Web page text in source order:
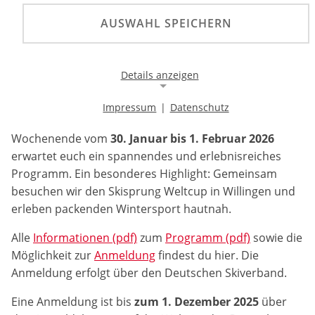
kennenzulernen, Erfahrungen auszutauschen und
neue Impulse für das eigene Engagement zu
Im Jahr 2026 ist der Deutsche Skiverband wieder
Wochenende vom 30. Januar bis 1. Februar 2026
erwartet euch ein spannendes und erlebnisreiches
Programm. Ein besonderes Highlight: Gemeinsam
besuchen wir den Skisprung Weltcup in Willingen und
erleben packenden Wintersport hautnah.
Alle Informationen (pdf) zum Programm (pdf) sowie die
Möglichkeit zurAnmeldungfindest du hier. Die
Anmeldung erfolgt über den Deutschen Skiverband.
Eine Anmeldung ist bis zum 1. Dezember 2025 über
AUSWAHL SPEICHERN
Details anzeigen
Notwendige Cookies ermöglichen die Kernfunktionalität
einer Website. Sie helfen dabei, die Website nutzbar zu
machen, indem sie grundlegende Funktionen
ermöglichen. Ohne diese Cookies kann die Website nicht
richtig funktionieren.
Name:
gw-cookie-bgimage
Anbieter:
Impressum | Datenschutz